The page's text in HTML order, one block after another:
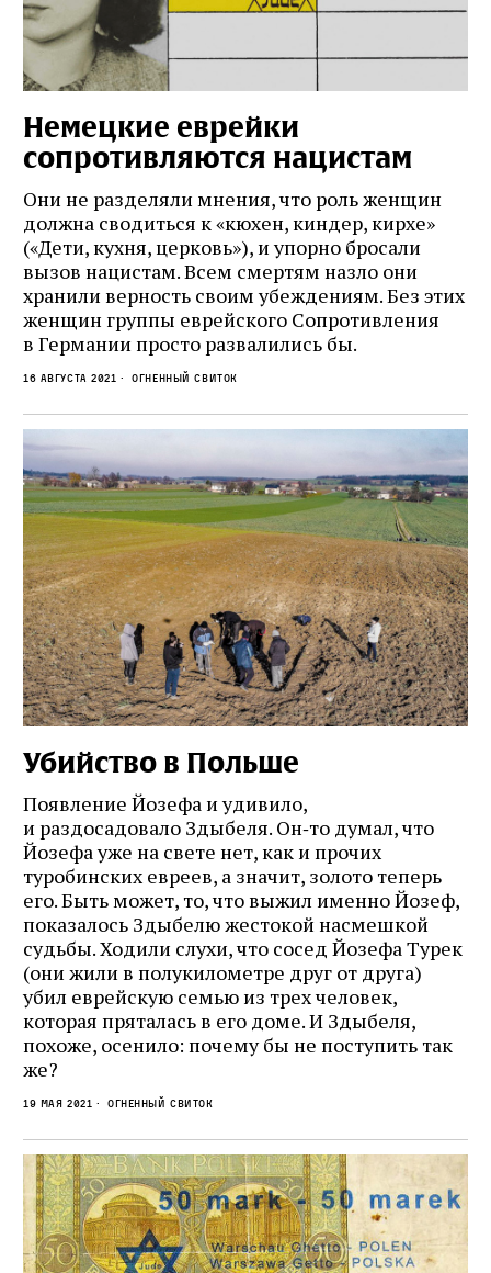
Немецкие еврейки
сопротивляются нацистам
Они не разделяли мнения, что роль женщин
должна сводиться к «кюхен, киндер, кирхе»
(«Дети, кухня, церковь»), и упорно бросали
вызов нацистам. Всем смертям назло они
хранили верность своим убеждениям. Без этих
женщин группы еврейского Сопротивления
в Германии просто развалились бы.
16 августа 2021 Огненный свиток
Убийство в Польше
Появление Йозефа и удивило,
и раздосадовало Здыбеля. Он‑то думал, что
Йозефа уже на свете нет, как и прочих
туробинских евреев, а значит, золото теперь
его. Быть может, то, что выжил именно Йозеф,
показалось Здыбелю жестокой насмешкой
судьбы. Ходили слухи, что сосед Йозефа Турек
(они жили в полукилометре друг от друга)
убил еврейскую семью из трех человек,
которая пряталась в его доме. И Здыбеля,
похоже, осенило: почему бы не поступить так
же?
19 мая 2021 Огненный свиток